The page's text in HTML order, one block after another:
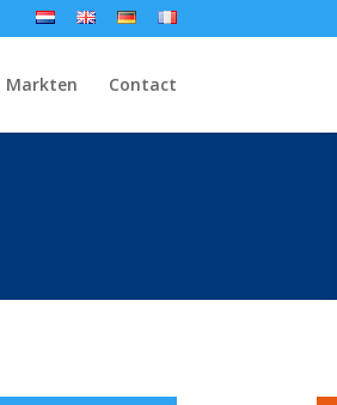
Markten Contact